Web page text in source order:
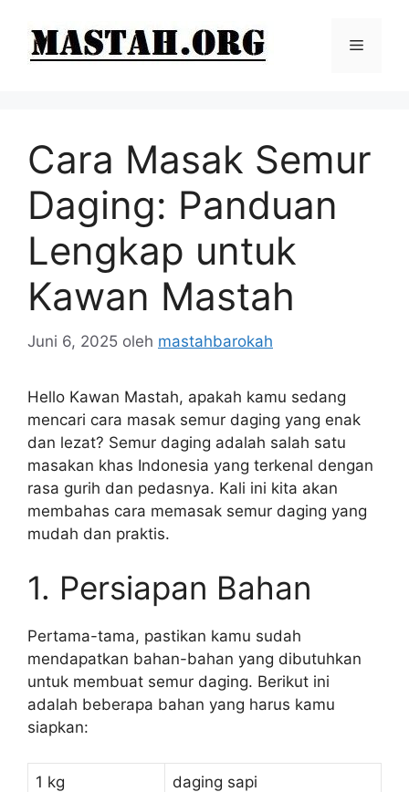
Menu
Cara Masak Semur
Daging: Panduan
Lengkap untuk
Kawan Mastah
Juni 6, 2025 oleh mastahbarokah
Hello Kawan Mastah, apakah kamu sedang
mencari cara masak semur daging yang enak
dan lezat? Semur daging adalah salah satu
masakan khas Indonesia yang terkenal dengan
rasa gurih dan pedasnya. Kali ini kita akan
membahas cara memasak semur daging yang
mudah dan praktis.
1. Persiapan Bahan
Pertama-tama, pastikan kamu sudah
mendapatkan bahan-bahan yang dibutuhkan
untuk membuat semur daging. Berikut ini
adalah beberapa bahan yang harus kamu
siapkan:
1 kg daging sapi